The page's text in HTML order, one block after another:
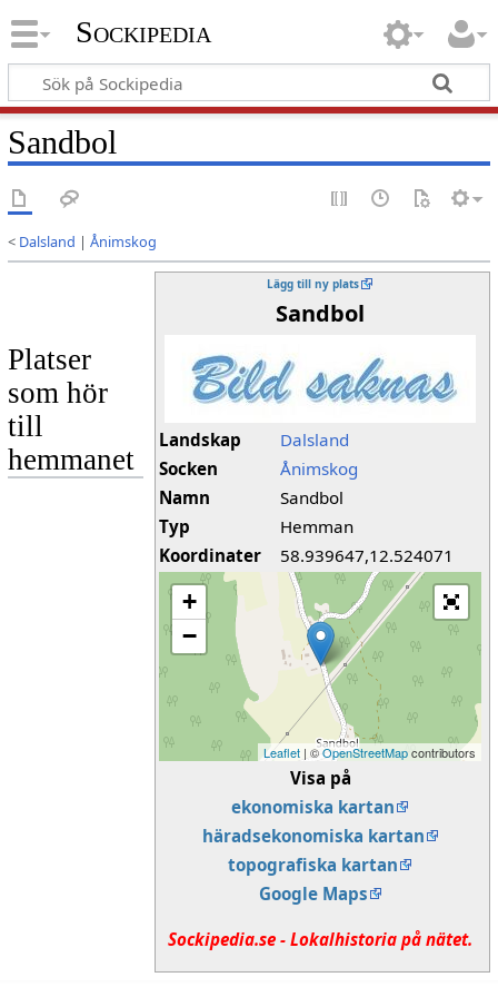
Sockipedia
Sandbol
< Dalsland | Ånimskog
Lägg till ny plats
Sandbol
Landskap
Dalsland
Socken
Ånimskog
Namn
Sandbol
Typ
Hemman
Koordinater
58.939647,12.524071
+
−
Leaflet | ©OpenStreetMapcontributors
Visa på
ekonomiska kartan
häradsekonomiska kartan
topografiska kartan
Google Maps
Sockipedia.se - Lokalhistoria på nätet.
Platser
som hör
till
hemmanet